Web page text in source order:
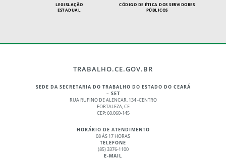
LEGISLAÇÃO
ESTADUAL
CÓDIGO DE ÉTICA DOS SERVIDORES
PÚBLICOS
TRABALHO.CE.GOV.BR
SEDE DA SECRETARIA DO TRABALHO DO ESTADO DO CEARÁ
– SET
RUA RUFINO DE ALENCAR, 134 -CENTRO
FORTALEZA, CE
CEP: 60.060-145
HORÁRIO DE ATENDIMENTO
08 ÀS 17 HORAS
TELEFONE
(85) 3376-1100
E-MAIL